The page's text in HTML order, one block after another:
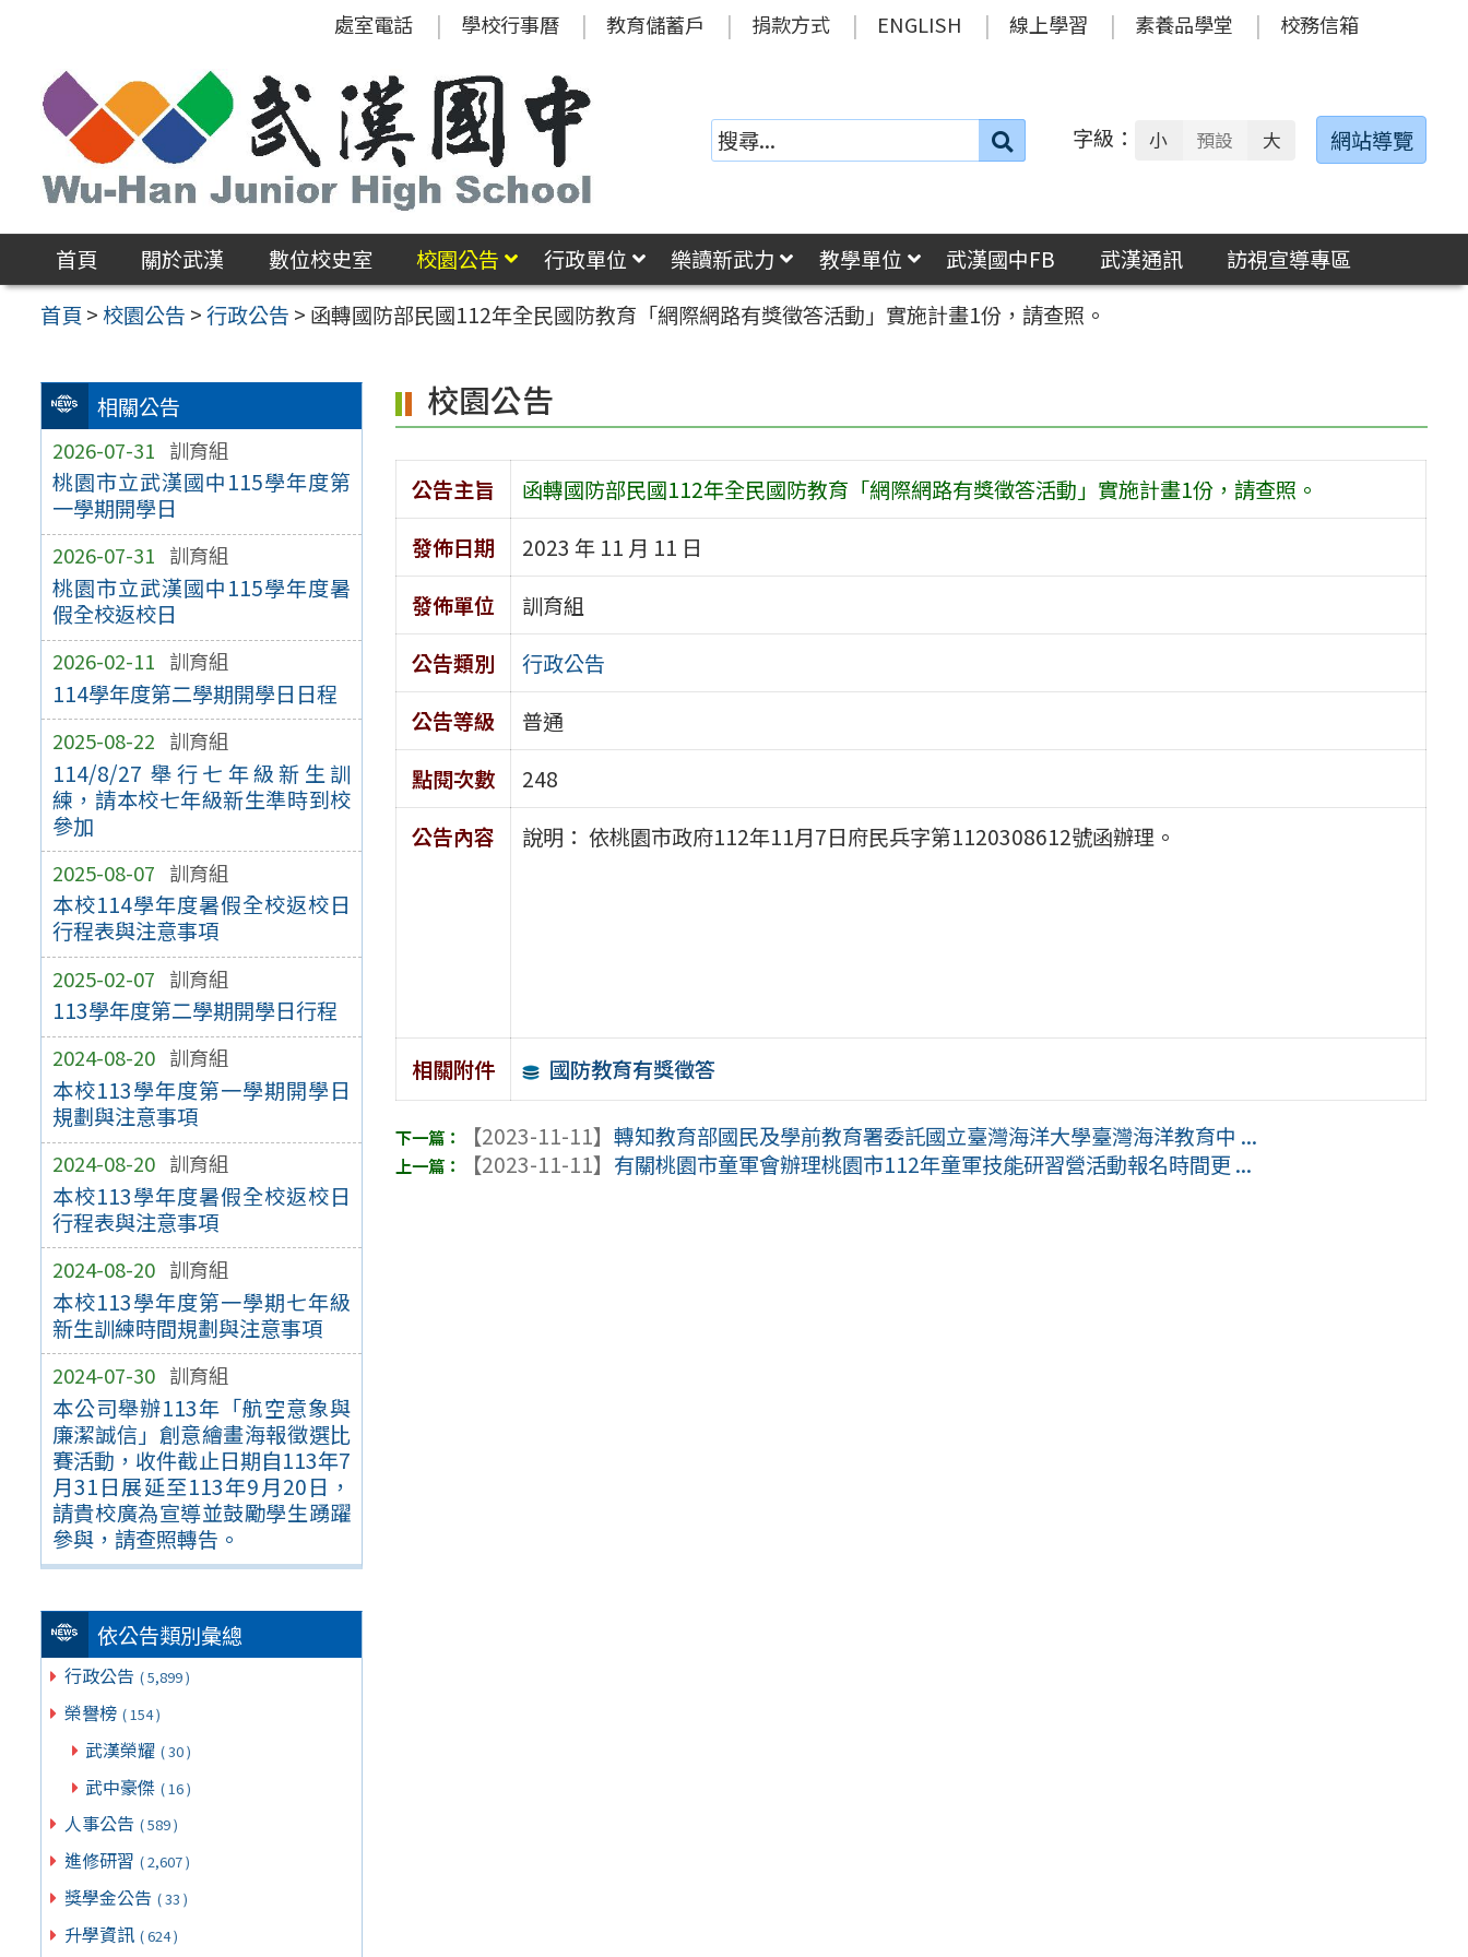
區
處室電話 學校行事曆 教育儲蓄戶 捐款方式 ENGLISH 線上學習 素養品學堂 校務信箱
搜
字級： 小 預設 大 網站導覽
首頁 關於武漢 數位校史室 校園公告 行政單位 樂讀新武力 教學單位 武漢國中FB 武漢通訊
訪視宣導專區
首頁 >校園公告 >行政公告 > 函轉國防部民國112年全民國防教育「網際網路有獎徵答活動」實施計畫1份，請查照。
相關公告
2026-07-31 訓育組
桃園市立武漢國中115學年度第
一學期開學日
2026-07-31 訓育組
桃園市立武漢國中115學年度暑
假全校返校日
2026-02-11 訓育組
114學年度第二學期開學日日程
2025-08-22 訓育組
114/8/27 舉行七年級新生訓
練，請本校七年級新生準時到校
參加
2025-08-07 訓育組
本校114學年度暑假全校返校日
行程表與注意事項
2025-02-07 訓育組
113學年度第二學期開學日行程
2024-08-20 訓育組
本校113學年度第一學期開學日
規劃與注意事項
2024-08-20 訓育組
本校113學年度暑假全校返校日
行程表與注意事項
2024-08-20 訓育組
本校113學年度第一學期七年級
新生訓練時間規劃與注意事項
2024-07-30 訓育組
本公司舉辦113年「航空意象與
廉潔誠信」創意繪畫海報徵選比
賽活動，收件截止日期自113年7
月31日展延至113年9月20日，
請貴校廣為宣導並鼓勵學生踴躍
參與，請查照轉告。
依公告類別彙總
行政公告 ( 5,899 )
榮譽榜 ( 154 )
武漢榮耀 ( 30 )
武中豪傑 ( 16 )
人事公告 ( 589 )
進修研習 ( 2,607 )
獎學金公告 ( 33 )
升學資訊 ( 624 )
校園公告
公告主旨
函轉國防部民國112年全民國防教育「網際網路有獎徵答活動」實施計畫1份，請查照。
發佈日期
2023 年 11 月 11 日
發佈單位
訓育組
公告類別
行政公告
公告等級
普通
點閱次數
248
公告內容
說明： 依桃園市政府112年11月7日府民兵字第1120308612號函辦理。
相關附件 國防教育有獎徵答
【2023-11-11】轉知教育部國民及學前教育署委託國立臺灣海洋大學臺灣海洋教育中 ...
【2023-11-11】 有關桃園市童軍會辦理桃園市112年童軍技能研習營活動報名時間更 ...